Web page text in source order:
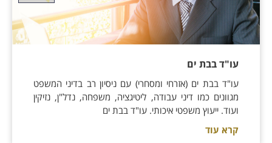
עו"ד בבת ים
עו"ד בבת ים (אזרחי ומסחרי) עם ניסיון רב בדיני המשפט
מגוונים כמו דיני עבודה, ליטיגציה, משפחה, נדל"ן, נזיקין
ועוד. ייעוץ משפטי איכותי. עו"ד בבת ים
קרא עוד